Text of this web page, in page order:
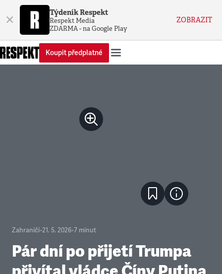
× Týdeník Respekt
Respekt Media
ZDARMA - na Google Play
ZOBRAZIT
Koupit předplatné
Zahraničí•21. 5. 2026•7 minut
Pár dní po přijetí Trumpa